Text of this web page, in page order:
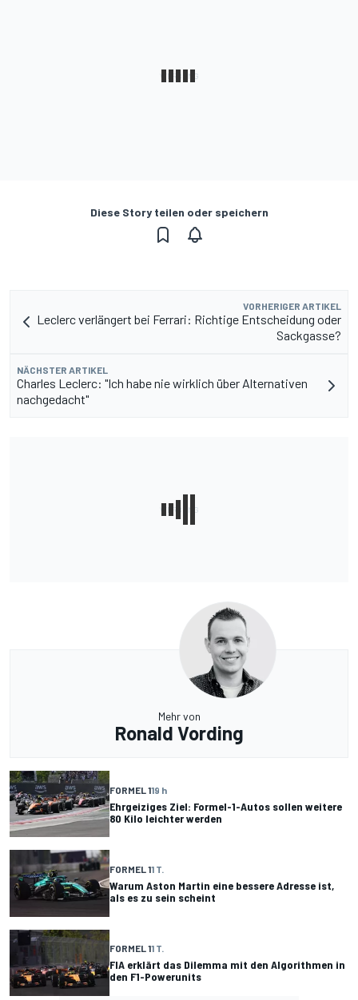
Diese Story teilen oder speichern
VORHERIGER ARTIKEL
Leclerc verlängert bei Ferrari: Richtige Entscheidung oder
Sackgasse?
NÄCHSTER ARTIKEL
Charles Leclerc: "Ich habe nie wirklich über Alternativen
nachgedacht"
Mehr von
Ronald Vording
FORMEL 119 h
Ehrgeiziges Ziel: Formel-1-Autos sollen weitere
80 Kilo leichter werden
FORMEL 11 T.
Warum Aston Martin eine bessere Adresse ist,
als es zu sein scheint
FORMEL 11 T.
FIA erklärt das Dilemma mit den Algorithmen in
den F1-Powerunits